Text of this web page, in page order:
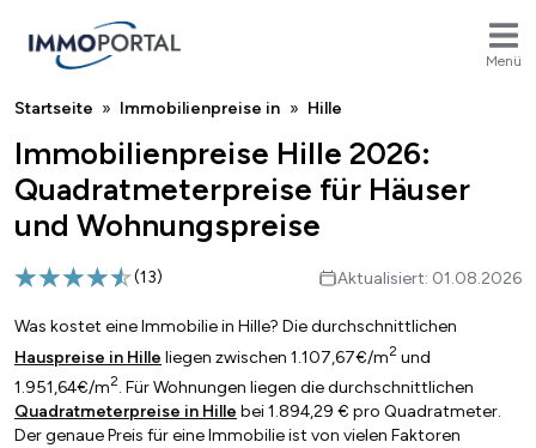
Menü
Breadcrumb
Startseite Immobilienpreise in Hille
Immobilienpreise Hille 2026:
Quadratmeterpreise für Häuser
und Wohnungspreise
(13) Aktualisiert: 01.08.2026
Was kostet eine Immobilie in Hille? Die durchschnittlichen
Hauspreise in Hille liegen zwischen 1.107,67€/m2 und
1.951,64€/m2. Für Wohnungen liegen die durchschnittlichen
Quadratmeterpreise in Hille bei 1.894,29 € pro Quadratmeter.
Der genaue Preis für eine Immobilie ist von vielen Faktoren